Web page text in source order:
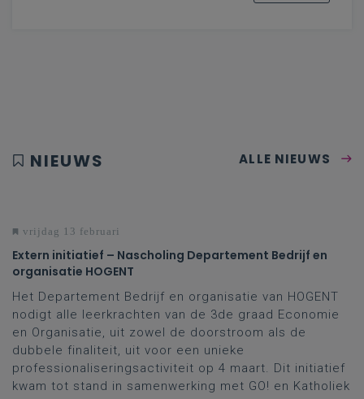
NIEUWS ALLE NIEUWS
vrijdag 13 februari
Extern initiatief – Nascholing Departement Bedrijf en
organisatie HOGENT
Het Departement Bedrijf en organisatie van HOGENT
nodigt alle leerkrachten van de 3de graad Economie
en Organisatie, uit zowel de doorstroom als de
dubbele finaliteit, uit voor een unieke
professionaliseringsactiviteit op 4 maart. Dit initiatief
kwam tot stand in samenwerking met GO! en Katholiek